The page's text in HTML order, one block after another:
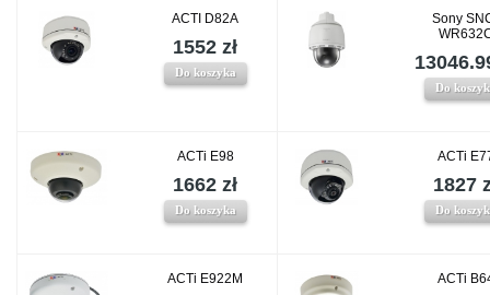
ACTI D82A
1552 zł
Do koszyka
Sony
Do
ACTi E98
1662 zł
Do koszyka
ACTi
1827
Do
ACTi E922M ACTi